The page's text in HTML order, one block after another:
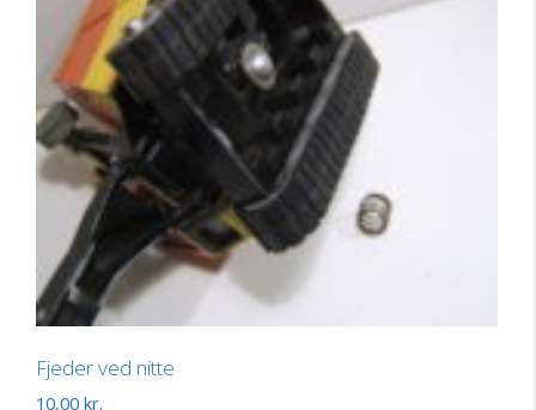
Fjeder ved nitte
10,00 kr.